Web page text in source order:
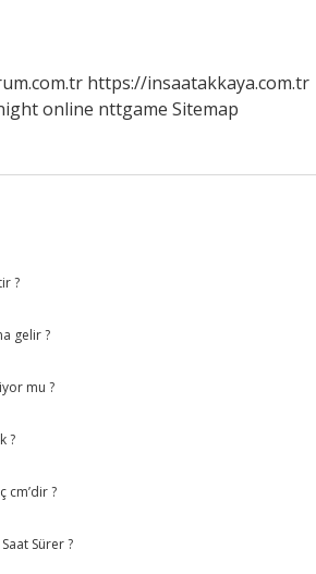
https://insaatakkaya.com.tr
online nttgame Sitemap
?
gelir ?
mu ?
?
cm’dir ?
Sürer ?